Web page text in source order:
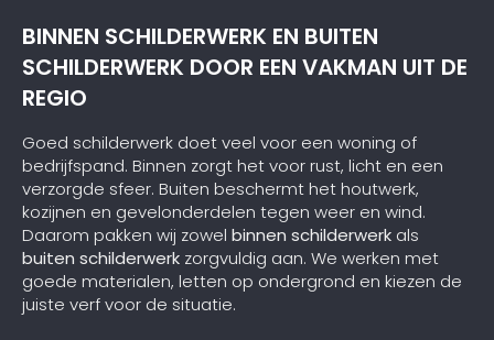
BINNEN SCHILDERWERK EN BUITEN
SCHILDERWERK DOOR EEN VAKMAN UIT DE
REGIO
Goed schilderwerk doet veel voor een woning of
bedrijfspand. Binnen zorgt het voor rust, licht en een
verzorgde sfeer. Buiten beschermt het houtwerk,
kozijnen en gevelonderdelen tegen weer en wind.
Daarom pakken wij zowel binnen schilderwerk als
buiten schilderwerk zorgvuldig aan. We werken met
goede materialen, letten op ondergrond en kiezen de
juiste verf voor de situatie.